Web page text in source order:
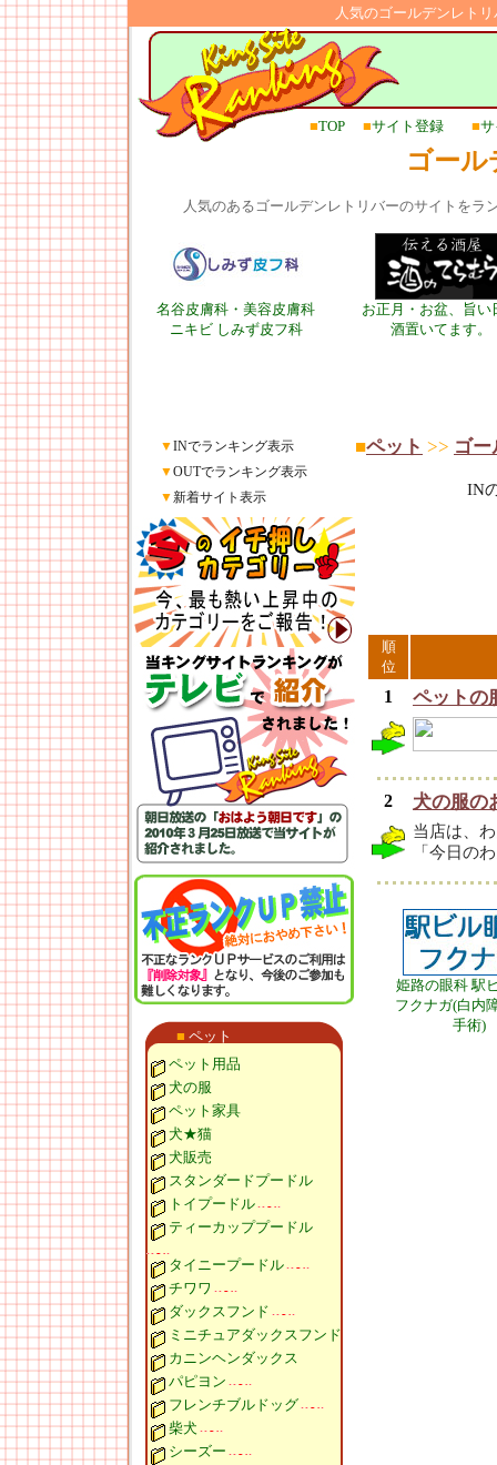
人気のゴールデンレト
■TOP ■サイト登録 ■
ゴー
人気のあるゴールデンレトリバーのサイトをラ
名谷皮膚科・美容皮膚科
ニキビ しみず皮フ科
お正月・お盆、旨い
酒置いてます。
▼INでランキング表示
▼OUTでランキング表示
▼新着サイト表示
■ ペット
ペット用品
犬の服
ペット家具
犬★猫
犬販売
スタンダードプードル
トイプードル
ティーカッププードル
タイニープードル
チワワ
ダックスフンド
ミニチュアダックスフンド
カニンヘンダックス
パピヨン
フレンチブルドッグ
柴犬
シーズー
■ペット >> ゴ
IN
順
位
1 ペットの
2 犬の服の
当店は、
「今日の
姫路の眼科 駅
フクナガ(白内
手術)